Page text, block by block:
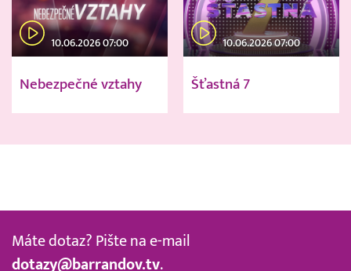
10.06.2026 07:00
Nebezpečné vztahy
10.06.2026 07:00
Šťastná 7
Máte dotaz? Pište na e-mail
dotazy@barrandov.tv.